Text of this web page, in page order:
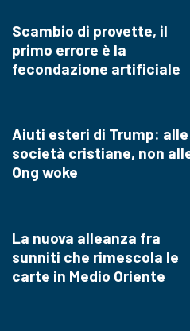
Scambio di provette, il
primo errore è la
fecondazione artificiale
Aiuti esteri di Trump: alle
società cristiane, non
Ong woke
La nuova alleanza fra
sunniti che rimescola le
carte in Medio Oriente